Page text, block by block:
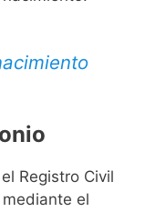
Registro Civil
el